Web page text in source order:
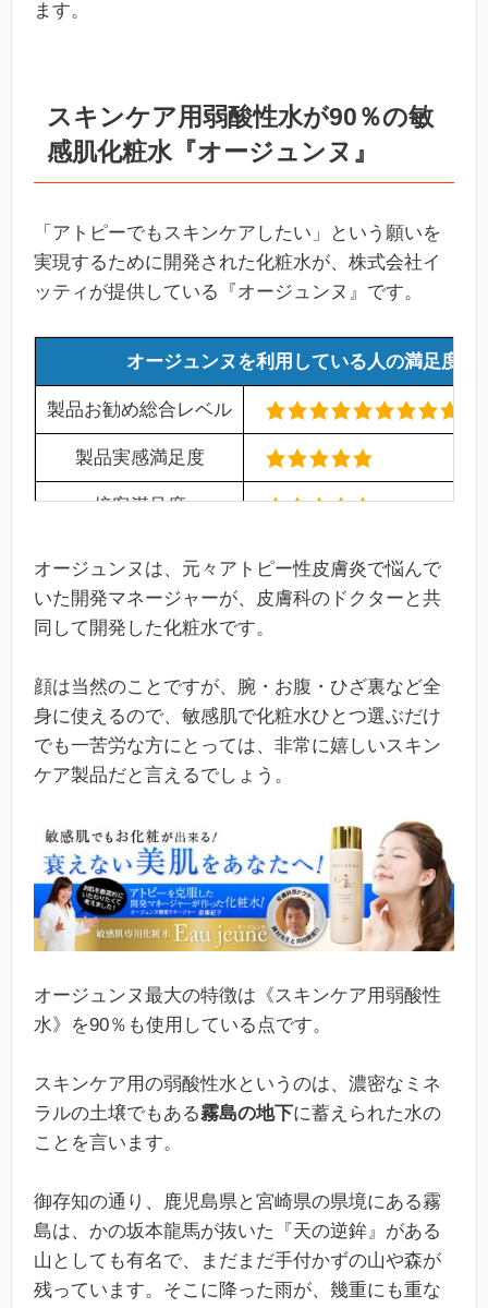
ます。
スキンケア用弱酸性水が90％の敏
感肌化粧水『オージュンヌ』
「アトピーでもスキンケアしたい」という願いを
実現するために開発された化粧水が、株式会社イ
ッティが提供している『オージュンヌ』です。
オージュンヌを利用している人の満足度
製品お勧め総合レベル
製品実感満足度
接客満足度
オージュンヌは、元々アトピー性皮膚炎で悩んで
いた開発マネージャーが、皮膚科のドクターと共
同して開発した化粧水です。
顔は当然のことですが、腕・お腹・ひざ裏など全
身に使えるので、敏感肌で化粧水ひとつ選ぶだけ
でも一苦労な方にとっては、非常に嬉しいスキン
ケア製品だと言えるでしょう。
オージュンヌ最大の特徴は《スキンケア用弱酸性
水》を90％も使用している点です。
スキンケア用の弱酸性水というのは、濃密なミネ
ラルの土壌でもある霧島の地下に蓄えられた水の
ことを言います。
御存知の通り、鹿児島県と宮崎県の県境にある霧
島は、かの坂本龍馬が抜いた『天の逆鉾』がある
山としても有名で、まだまだ手付かずの山や森が
残っています。そこに降った雨が、幾重にも重な